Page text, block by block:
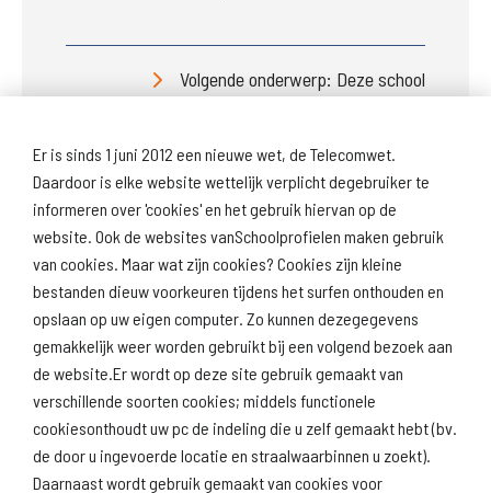
Er is sinds 1 juni 2012 een nieuwe wet, de Telecomwet.
Daardoor is elke website wettelijk verplicht degebruiker te
informeren over 'cookies' en het gebruik hiervan op de
website. Ook de websites vanSchoolprofielen maken gebruik
van cookies. Maar wat zijn cookies? Cookies zijn kleine
bestanden dieuw voorkeuren tijdens het surfen onthouden en
opslaan op uw eigen computer. Zo kunnen dezegegevens
gemakkelijk weer worden gebruikt bij een volgend bezoek aan
de website.Er wordt op deze site gebruik gemaakt van
verschillende soorten cookies; middels functionele
cookiesonthoudt uw pc de indeling die u zelf gemaakt hebt (bv.
de door u ingevoerde locatie en straalwaarbinnen u zoekt).
Daarnaast wordt gebruik gemaakt van cookies voor
Volgende onderwerp: Deze school
Download
schoolprofiel
Naar
schoolresultaten
Naar scholenopdekaart.nl